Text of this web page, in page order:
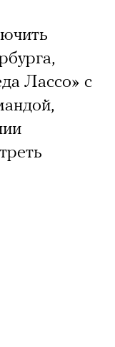
Лассо» с